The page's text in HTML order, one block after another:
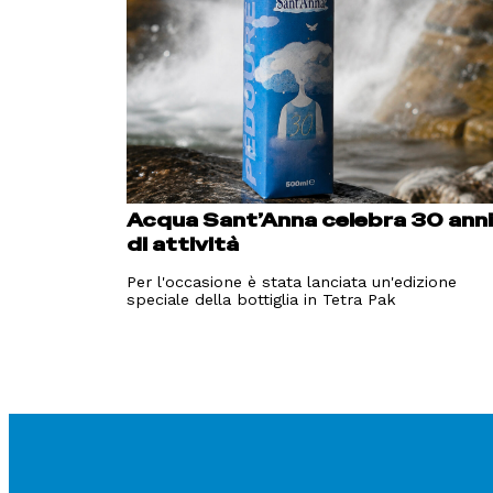
Acqua Sant’Anna celebra 30 anni
di attività
Per l'occasione è stata lanciata un'edizione
speciale della bottiglia in Tetra Pak